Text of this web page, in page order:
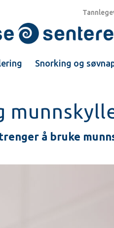
Snorking og
å bruke